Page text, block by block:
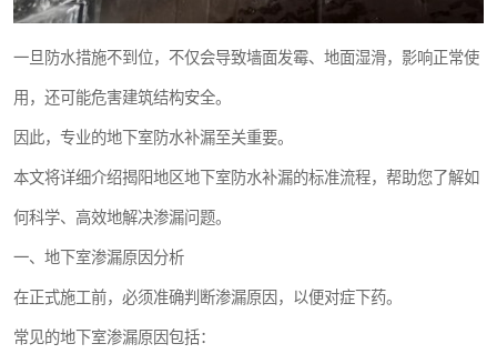
一旦防水措施不到位，不仅会导致墙面发霉、地面湿滑，影响正常使
用，还可能危害建筑结构安全。
因此，专业的地下室防水补漏至关重要。
本文将详细介绍揭阳地区地下室防水补漏的标准流程，帮助您了解如
何科学、高效地解决渗漏问题。
一、地下室渗漏原因分析
在正式施工前，必须准确判断渗漏原因，以便对症下药。
常见的地下室渗漏原因包括：